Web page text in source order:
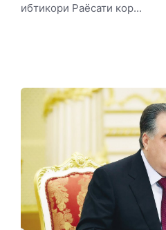
ибтикори Раёсати кор...